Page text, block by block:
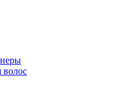
волос